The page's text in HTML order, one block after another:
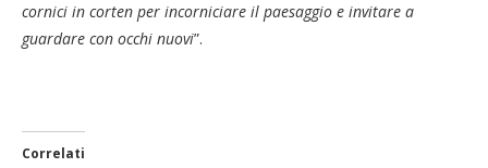
cornici in corten per incorniciare il paesaggio e invitare a
guardare con occhi nuovi”.
Correlati